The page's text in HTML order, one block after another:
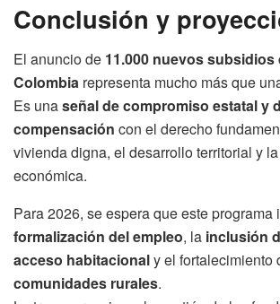
Conclusión y
El anuncio de 11.000 nuevos subsidios
Colombia representa mucho más que
Es unaseñal de compromiso estatal y
compensación con el derecho
vivienda digna, el desarrollo territorial y
económica.
Para 2026, se espera que este programa
formalización del empleo, la inclusión
acceso habitacionaly el fortalecimiento
comunidades rurales.